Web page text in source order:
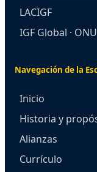
LACIGF
IGF Global · ONU
Navegación de la
Inicio
Historia y
Alianzas
Currículo